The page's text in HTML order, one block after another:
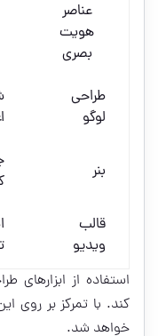
عناصر
هویت
بصری
طراحی
لوگو
بنر
قالب
ویدیو
استفاده از ابزارهای
کند. با تمرکز بر روی
خواهد شد.